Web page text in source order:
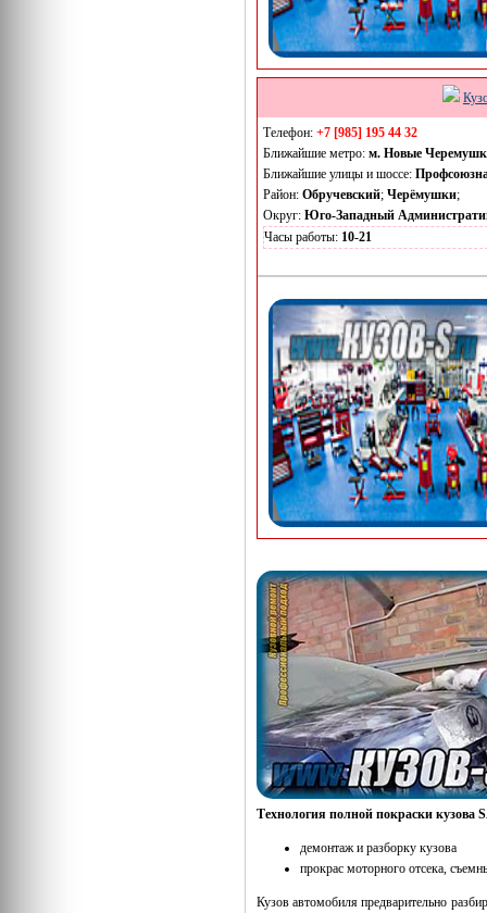
Телефон: +7 [985] 195 44 32
Ближайшие метро: м. Новые
Ближайшие улицы и шоссе:
Район: Обручевский; Черёмушки;
Округ: Юго-Западный
Часы работы: 10-21
Технология полной покраски кузова
демонтаж и разборку кузова
прокрас моторного отсека,
Кузов автомобиля предварительно